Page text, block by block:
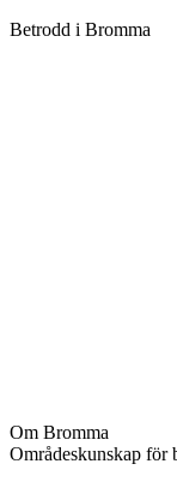
Betrodd i Bromma
Om Bromma
Områdeskunskap för